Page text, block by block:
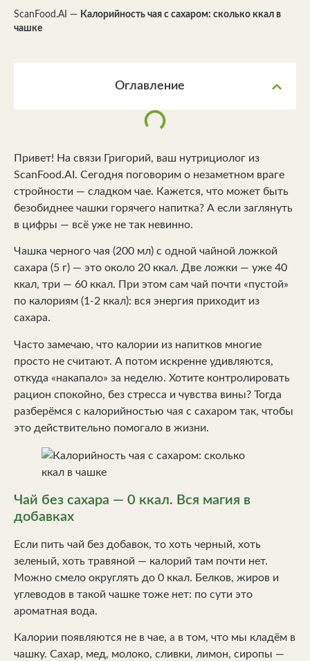
ScanFood.AI — Калорийность чая с сахаром: сколько ккал в
чашке
Оглавление
Привет! На связи Григорий, ваш нутрициолог из
ScanFood.AI. Сегодня поговорим о незаметном враге
стройности — сладком чае. Кажется, что может быть
безобиднее чашки горячего напитка? А если заглянуть
в цифры — всё уже не так невинно.
Чашка черного чая (200 мл) с одной чайной ложкой
сахара (5 г) — это около 20 ккал. Две ложки — уже 40
ккал, три — 60 ккал. При этом сам чай почти «пустой»
по калориям (1-2 ккал): вся энергия приходит из
сахара.
Часто замечаю, что калории из напитков многие
просто не считают. А потом искренне удивляются,
откуда «накапало» за неделю. Хотите контролировать
рацион спокойно, без стресса и чувства вины? Тогда
разберёмся с калорийностью чая с сахаром так, чтобы
это действительно помогало в жизни.
Чай без сахара — 0 ккал. Вся магия в
добавках
Если пить чай без добавок, то хоть черный, хоть
зеленый, хоть травяной — калорий там почти нет.
Можно смело округлять до 0 ккал. Белков, жиров и
углеводов в такой чашке тоже нет: по сути это
ароматная вода.
Калории появляются не в чае, а в том, что мы кладём в
чашку. Сахар, мед, молоко, сливки, лимон, сиропы —